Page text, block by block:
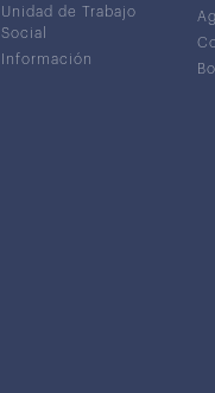
Unidad de Trabajo
Social
Información